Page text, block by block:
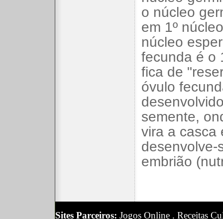
o núcleo
em 1º
núcleo
fecunda é o
fica de
óvulo
semente,
vira a casca
desenvolve-
embrião
Sites Parceiros: Jogos Online . Receitas